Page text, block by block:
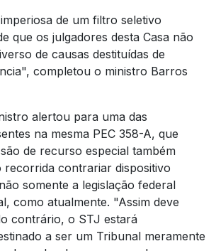
de um filtro seletivo
que os julgadores desta Casa não
de causas destituídas de
completou o ministro Barros
alertou para uma das
na mesma PEC 358-A, que
de recurso especial também
recorrida contrariar dispositivo
somente a legislação federal
como atualmente. "Assim deve
contrário, o STJ estará
a ser um Tribunal meramente